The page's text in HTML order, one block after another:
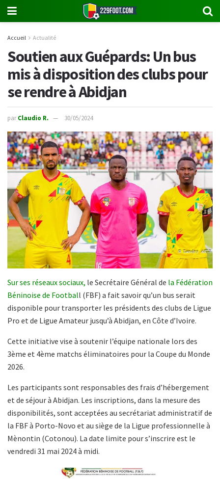
Accueil Actualité
Soutien aux Guépards: Un bus
mis à disposition des clubs pour
se rendre à Abidjan
par Claudio R. 30/05/2024
Sur ses réseaux sociaux, le Secrétaire Général de la Fédération
Béninoise de Football (FBF) a fait savoir qu’un bus serait
disponible pour transporter les présidents des clubs de Ligue
Pro et de Ligue Amateur jusqu’à Abidjan, en Côte d’Ivoire.
Cette initiative vise à soutenir l’équipe nationale lors des
3ème et 4ème matchs éliminatoires pour la Coupe du Monde
2026.
Les participants sont responsables des frais d’hébergement
et de séjour à Abidjan. Les inscriptions, dans la mesure des
disponibilités, sont acceptées au secrétariat administratif de
la FBF à Porto-Novo et au siège de la Ligue professionnelle à
Mènontin (Cotonou). La date limite pour s’inscrire est le
vendredi 31 mai 2024 à midi.